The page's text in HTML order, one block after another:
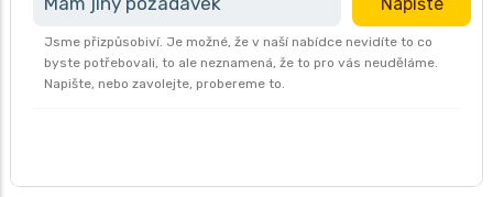
Jsme přizpůsobiví. Je možné, že v naší nabídce nevidíte to co
byste potřebovali, to ale neznamená, že to pro vás neuděláme.
Napište, nebo zavolejte, probereme to.